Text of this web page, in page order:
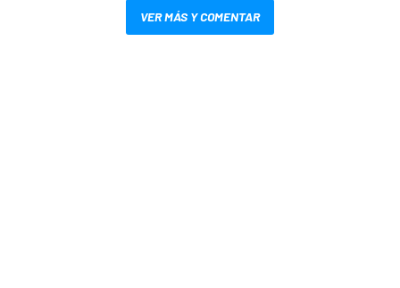
VER MÁS Y COMENTAR